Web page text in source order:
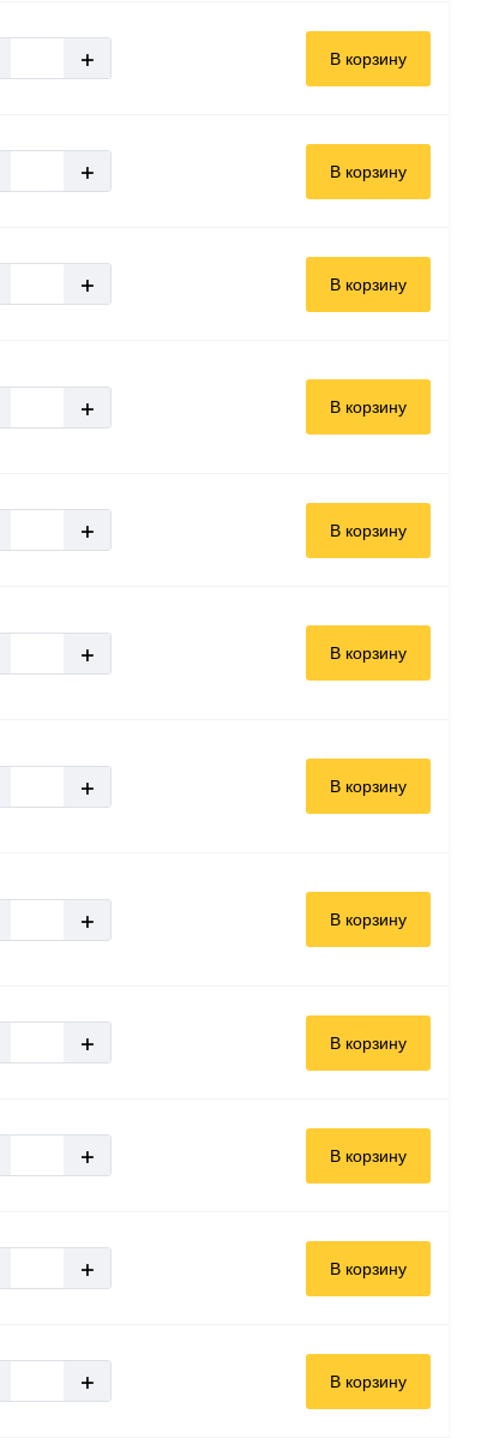
+ В корзину
+ В корзину
+ В корзину
+ В корзину
+ В корзину
+ В корзину
+ В корзину
+ В корзину
+ В корзину
+ В корзину
+ В корзину
+ В корзину